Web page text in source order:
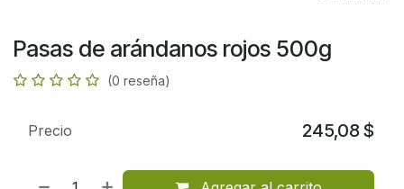
Pasas de arándanos rojos 500g
(0 reseña)
Precio 245,08$